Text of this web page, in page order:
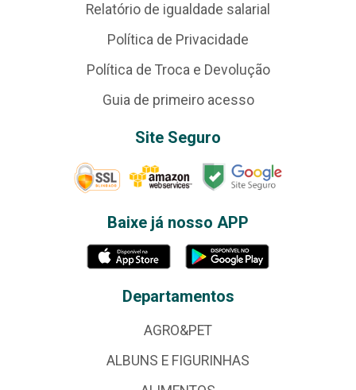
Relatório de igualdade salarial
Política de Privacidade
Política de Troca e Devolução
Guia de primeiro acesso
Site Seguro
Baixe já nosso APP
Departamentos
AGRO&PET
ALBUNS E FIGURINHAS